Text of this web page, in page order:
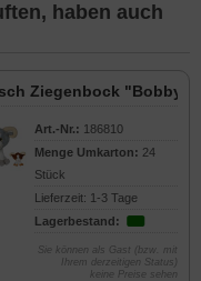
haben auch
Ziegenbock "Bobby"
Art.-Nr.: 186810
Menge Umkarton: 24
Stück
Lieferzeit: 1-3 Tage
Lagerbestand:
Sie können als Gast (bzw. mit
Ihrem derzeitigen Status)
keine Preise sehen